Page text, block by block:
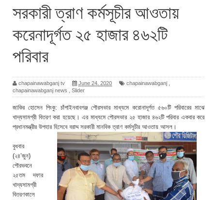
সরকারী ত্রাণ কর্মসূচীর আওতায়
করেনাদূর্গত ২৫ হাজার ৪৬২টি
পরিবার
chapainawabganj tv June 24, 2020 chapainawabganj
chapainawabganj news
Slider
জাকির হোসেন পিংকু: চাঁপাইনবাবগঞ্জ পৌরসভার মাধ্যমে করোনাদূর্গত ৫৬০টি পরিবারের মাঝে
খাদ্যসামগ্রী বিতরণ করা হয়েছে। এর মাধ্যমে পৌরসভার ২৫ হাজার ৪৬২টি পরিবার একবার করে
প্রধানমন্ত্রীর উপহার হিসেবে বরাদ্দ সরকারী মানবিক ত্রাণ কর্মসূচীর আওতায় আসল।
বুধবার
(২৪’জুন)
পৌরভবনে
২৫তম দফার
খাদ্যসামগ্রী
বিতরণকালে